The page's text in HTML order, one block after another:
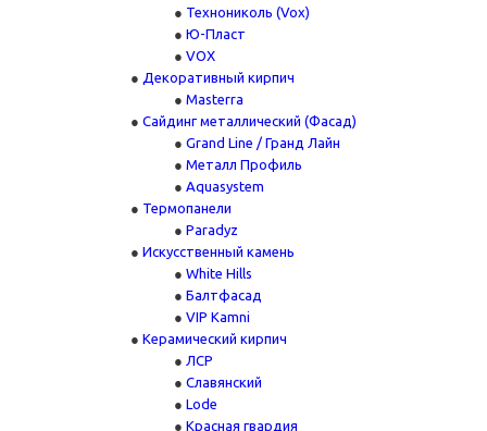
Технониколь (Vox)
Ю-Пласт
VOX
Декоративный кирпич
Masterra
Сайдинг металлический (Фасад)
Grand Line / Гранд Лайн
Металл Профиль
Aquasystem
Термопанели
Paradyz
Искусственный камень
White Hills
Балтфасад
VIP Kamni
Керамический кирпич
ЛСР
Славянский
Lode
Красная гвардия